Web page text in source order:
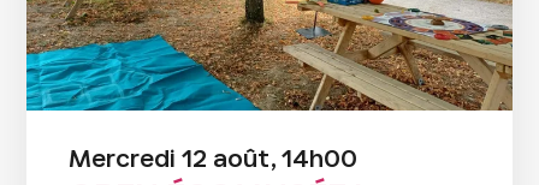
Mercredi 12 août, 14h00